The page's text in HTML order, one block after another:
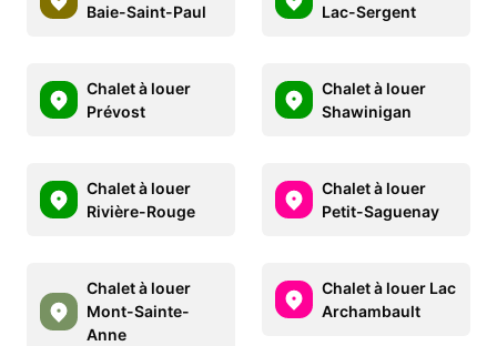
Baie-Saint-Paul
Lac-Sergent
Chalet à louer
Prévost
Chalet à louer
Shawinigan
Chalet à louer
Rivière-Rouge
Chalet à louer
Petit-Saguenay
Chalet à louer
Mont-Sainte-
Anne
Chalet à louer Lac
Archambault